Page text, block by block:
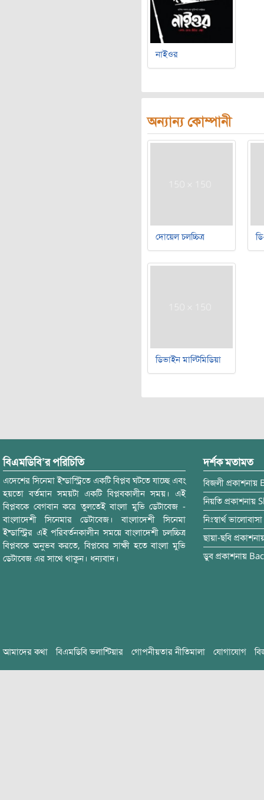
নাইওর
অন্যান্য কোম্পানী
দোয়েল চলচ্চিত্র
ডিভাইন মাল্টিমিডিয়া
বিএমডিবি’র পরিচিতি
এদেশের সিনেমা ইন্ডাস্ট্রিতে একটি বিপ্লব ঘটতে যাচ্ছে এবং
হয়তো বর্তমান সময়টা একটি বিপ্লবকালীন সময়। এই
বিপ্লবকে বেগবান করে তুলতেই বাংলা মুভি ডেটাবেজ -
বাংলাদেশী সিনেমার ডেটাবেজ। বাংলাদেশী সিনেমা
ইন্ডাস্ট্রির এই পরিবর্তনকালীন সময়ে বাংলাদেশী চলচ্চিত্র
বিপ্লবকে অনুভব করতে, বিপ্লবের সাক্ষী হতে বাংলা মুভি
ডেটাবেজ এর সাথে থাকুন। ধন্যবাদ।
দর্শক মতামত
বিজলী প্রকাশনায়
নিয়তি প্রকাশনায়
নিঃস্বার্থ ভালোবাসা
ছায়া-ছবি
ডুব প্রকাশনায়
আমাদের কথা বিএমডিবি ভলান্টিয়ার গোপনীয়তার নীতিমালা যোগাযোগ